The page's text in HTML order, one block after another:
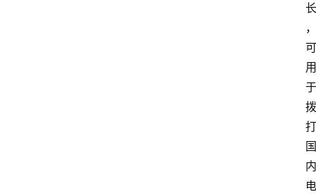
长
，
可
用
于
拨
打
国
内
电